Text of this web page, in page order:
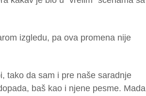
izgledu, pa ova promena nije
tako da sam i pre naše saradnje
baš kao i njene pesme. Mada